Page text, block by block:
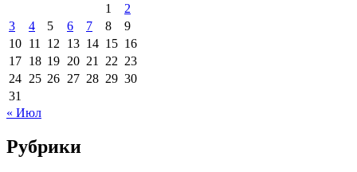
1
2
3
4 5 6 7 8
9
10 11 12 13 14 15 16
17 18 19 20 21 22 23
24 25 26 27 28 29 30
31
« Июл
Рубрики